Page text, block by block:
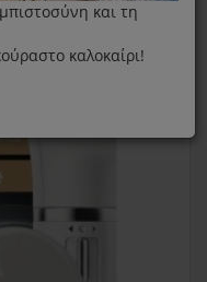
και τη
καλοκαίρι!